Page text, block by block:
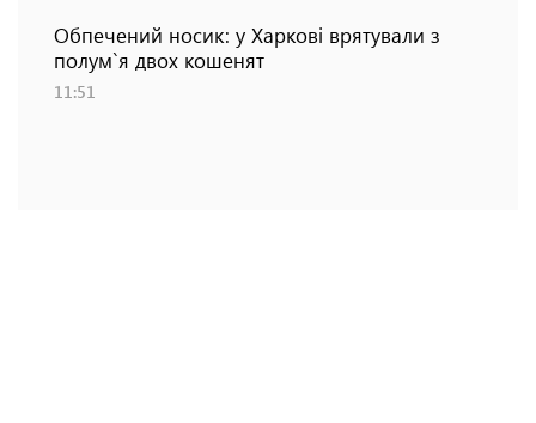
Обпечений носик: у Харкові врятували з
полум`я двох кошенят
11:51